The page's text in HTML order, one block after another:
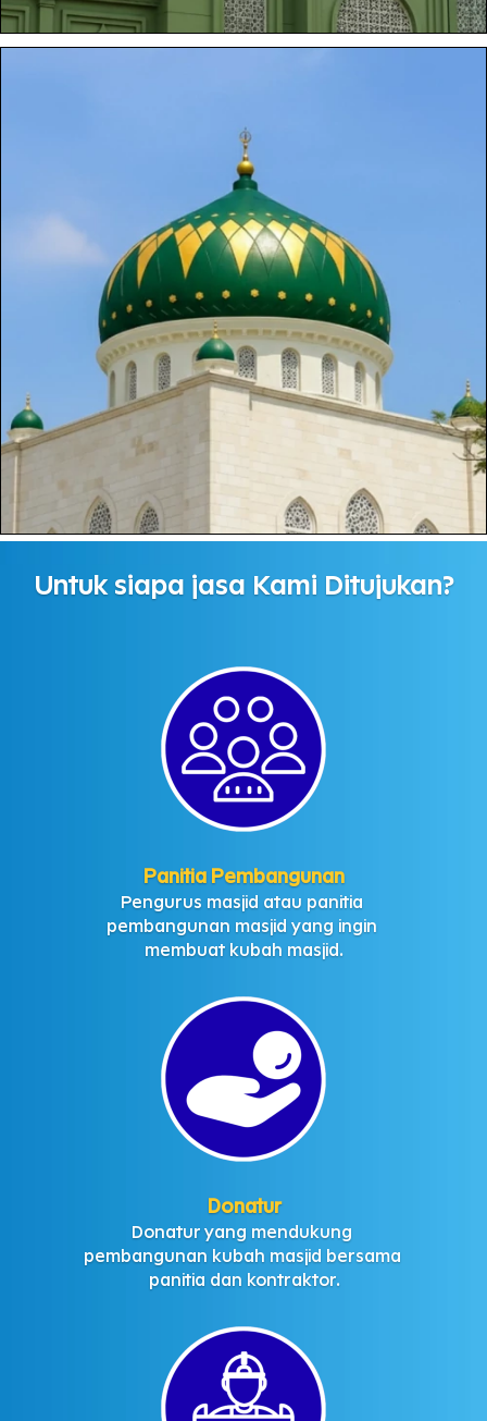
Untuk siapa jasa Kami Ditujukan?
Panitia Pembangunan
Pengurus masjid atau panitia
pembangunan masjid yang ingin
membuat kubah masjid.
Donatur
Donatur yang mendukung
pembangunan kubah masjid bersama
panitia dan kontraktor.